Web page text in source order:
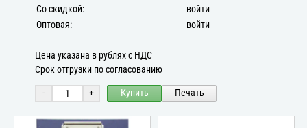
Со скидкой:
войти
Оптовая:
войти
Цена указана в рублях с НДС
Срок отгрузки по согласованию
- + Купить Печать